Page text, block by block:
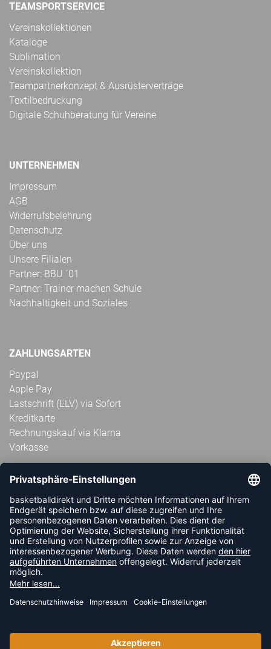
TEAMSPORTSERVICE
Vereinskollektionen
Kataloge
Sublimation
Vereinskollektion
Teampartnerkonzept & Ausrüsterverträge
Textilbedruckung
Digitale Schuhberatung für Vereine
UNTERNEHMEN
Impressum
AGB
Widerrufsbelehrung
Datenschutz
Über uns
Unsere Filialen
Partner: BBU ´01
Partner: Trainer machen Schule
Nachhaltigkeit und Soziales
ZAHLUNGSARTEN
Paypal
Apple Pay
Lastschrift (ELV) via Sofort
Kreditkarte
Rechnungskauf via Klarna
Vorkasse
ABONNIERE JETZT DEN KOSTENLOSEN
HANDBALLDIREKT-NEWSLETTER UND VERPASSE KEINE
NEUIGKEIT ODER AKTION MEHR.
JETZT ANMELDEN